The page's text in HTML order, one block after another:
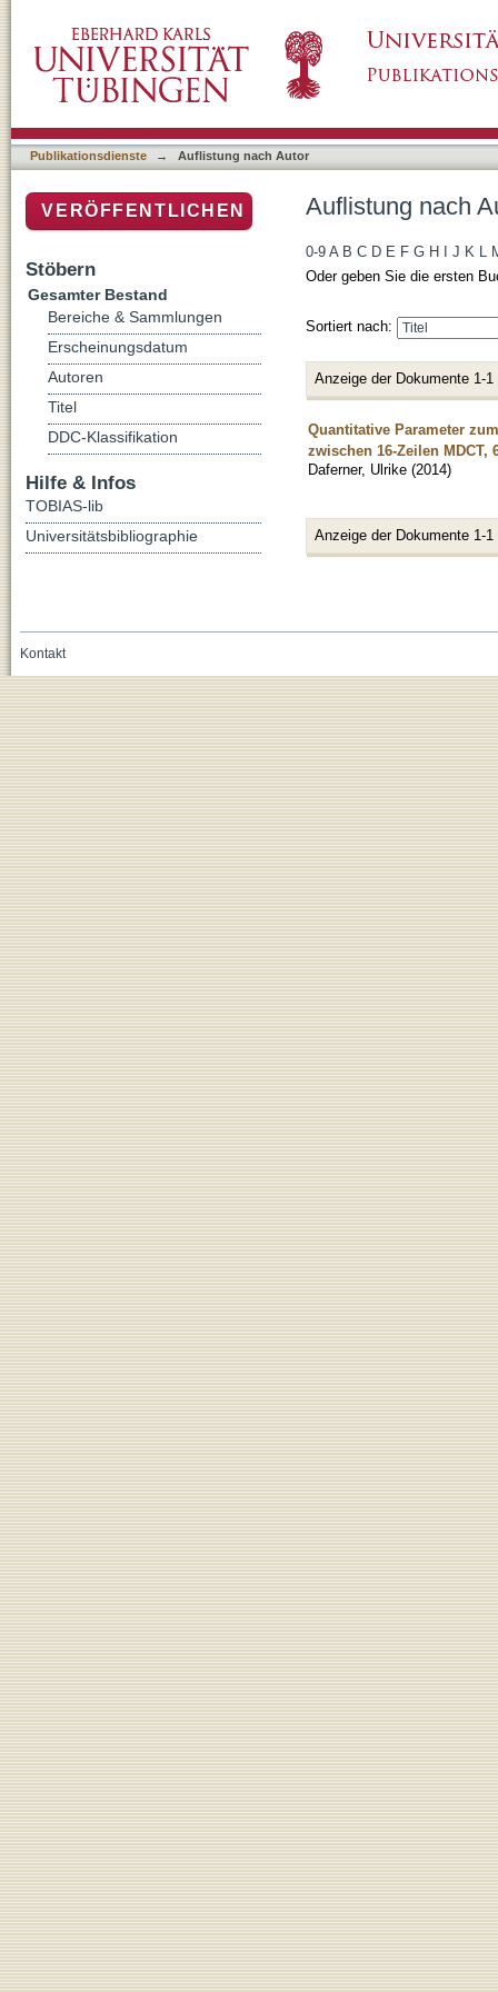
Publikationsdienste → Auflistung nach Autor
Auflistung nach
0-9 A B C D E F G H J K L
Oder geben Sie die ersten
Sortiert nach:
Anzeige der Dokumente 1-1
Quantitative Parameter
zwischen 16-Zeilen MDCT,
Daferner, Ulrike (2014)
Anzeige der Dokumente 1-1
VERÖFFENTLICHEN
Stöbern
Gesamter Bestand
Bereiche & Sammlungen
Erscheinungsdatum
Autoren
Titel
DDC-Klassifikation
Hilfe & Infos
TOBIAS-lib
Universitätsbibliographie
Kontakt